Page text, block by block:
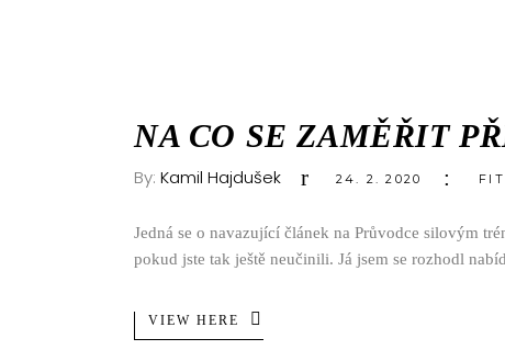
NA CO SE ZAMĚŘIT
By: Kamil Hajdušek 24. 2. 2020
Jedná se o navazující článek na Průvodce silovým
pokud jste tak ještě neučinili. Já jsem se rozhodl
VIEW HERE